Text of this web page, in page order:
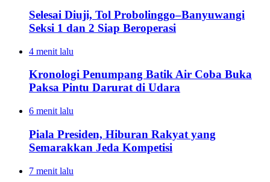
Selesai Diuji, Tol Probolinggo–Banyuwangi
Seksi 1 dan 2 Siap Beroperasi
4 menit lalu
Kronologi Penumpang Batik Air Coba Buka
Paksa Pintu Darurat di Udara
6 menit lalu
Piala Presiden, Hiburan Rakyat yang
Semarakkan Jeda Kompetisi
7 menit lalu